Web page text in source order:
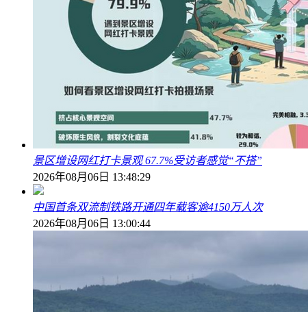
景区增设网红打卡景观 67.7%受访者感觉“不搭”
2026年08月06日 13:48:29
中国首条双流制铁路开通四年载客逾4150万人次
2026年08月06日 13:00:44